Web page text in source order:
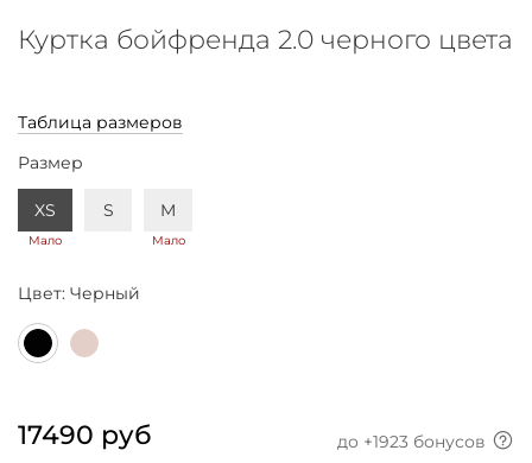
Куртка бойфренда 2.0 черного цвета
Таблица размеров
Размер
XS
Мало
S M
Мало
Цвет: Черный
17490 руб до +1923 бонусов